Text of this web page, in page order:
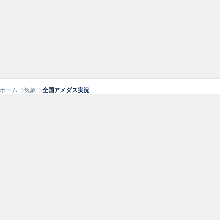
ホーム 気象 全国アメダス実況